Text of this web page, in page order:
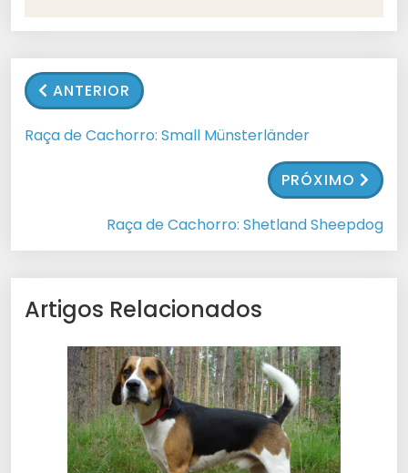
ANTERIOR
Raça de Cachorro: Small Münsterländer
PRÓXIMO
Raça de Cachorro: Shetland Sheepdog
Artigos Relacionados